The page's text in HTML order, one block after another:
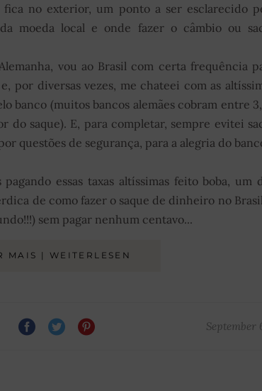
fica no exterior, um ponto a ser esclarecido
moeda local e onde fazer o câmbio ou
vou ao Brasil com certa frequência
por diversas vezes, me chateei com as
banco (muitos bancos alemães cobram entre
do saque). E, para completar, sempre evitei
questões de segurança, para a alegria do
essas taxas altíssimas feito boba, um
de como fazer o saque de dinheiro no
sem pagar nenhum centavo...
MAIS | WEITERLESEN
September